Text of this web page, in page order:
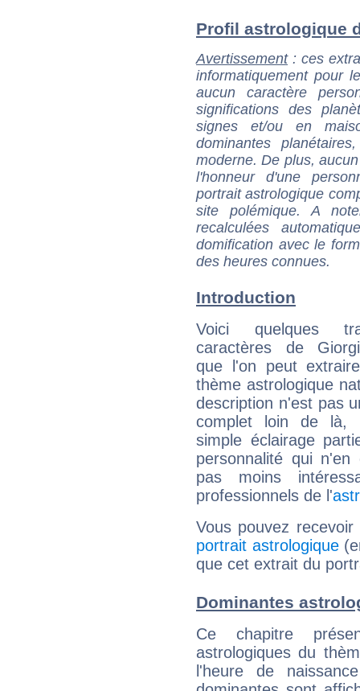
Profil astrologique
Avertissement: ces
informatiquement pour
aucun caractère
significations des
signes et/ou en
dominantes
moderne. De plus,
l'honneur d'une
portrait astrologique
site polémique. A
recalculées
domification avec le
des heures connues.
Introduction
Voici quelques
caractères de
que l'on peut
thème astrologique
description n'est pas
complet loin de là,
simple éclairage
personnalité qui n'en
pas moins
professionnels de l'
Vous pouvez
portrait astrologique
que cet extrait du
Dominantes
Ce chapitre
astrologiques du
l'heure de